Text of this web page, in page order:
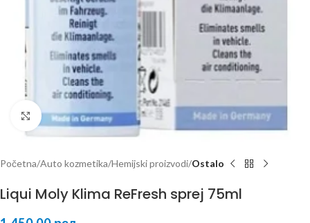
Kliknite za uvećanje
Početna Auto kozmetika Hemijski proizvodi Ostalo
Liqui Moly Klima ReFresh sprej 75ml